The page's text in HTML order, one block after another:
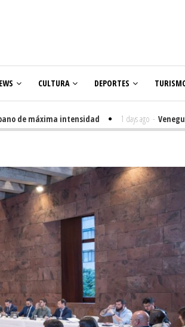
CULTURA DEPORTES
máxima intensidad 1 days ago - Veneguera